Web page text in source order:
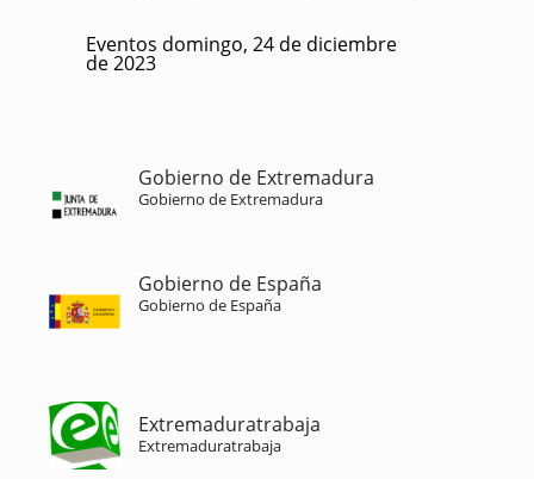
Eventos domingo, 24 de diciembre
de 2023
Gobierno de Extremadura
Gobierno de Extremadura
Gobierno de España
Gobierno de España
Extremaduratrabaja
Extremaduratrabaja